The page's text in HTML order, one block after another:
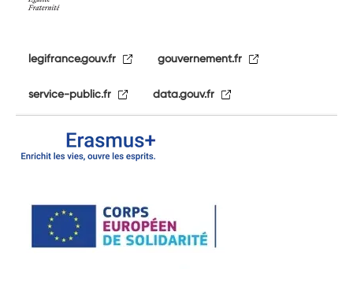
legifrance.gouv.fr gouvernement.fr
service-public.fr data.gouv.fr